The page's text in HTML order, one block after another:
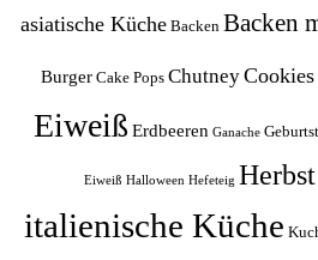
asiatische Küche Backen Backen
Burger Cake Pops ChutneyCookies
Eiweiß Erdbeeren Ganache
Eiweiß Halloween Hefeteig Herbst
italienische Küche